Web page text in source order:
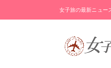
女子旅の最新ニュー